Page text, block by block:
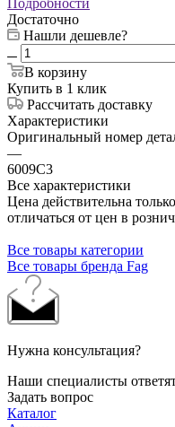
Достаточно
Нашли дешевле?
В корзину
Купить в 1 клик
Рассчитать доставку
Характеристики
Оригинальный номер
—
6009C3
Все характеристики
Цена действительна
отличаться от цен в
Все товары категории
Все товары бренда Fag
Нужна консультация?
Наши специалисты
Задать вопрос
Каталог